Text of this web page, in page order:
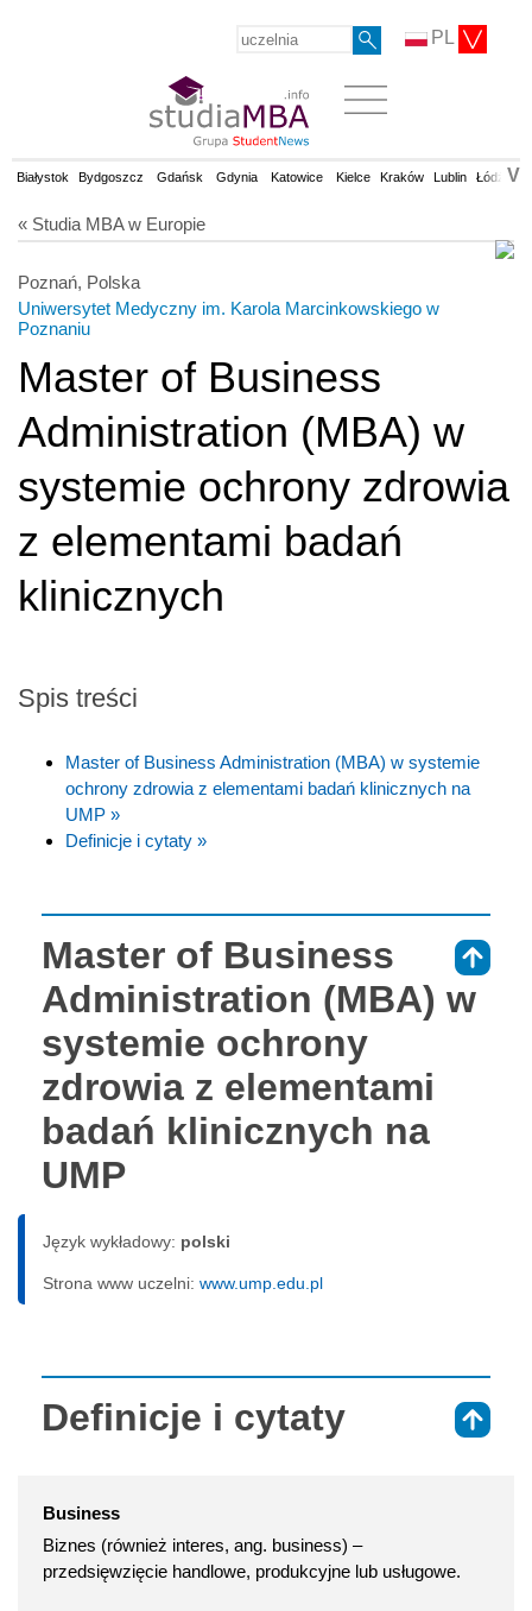
PL
Białystok Bydgoszcz Gdańsk Gdynia Katowice Kielce Kraków Lublin Łódź V
« Studia MBA w Europie
Poznań, Polska
Uniwersytet Medyczny im. Karola Marcinkowskiego w
Poznaniu
Master of Business
Administration (MBA) w
systemie ochrony zdrowia
z elementami badań
klinicznych
Spis treści
Master of Business Administration (MBA) w systemie
ochrony zdrowia z elementami badań klinicznych na
UMP »
Definicje i cytaty »
Master of Business
Administration (MBA) w
systemie ochrony
zdrowia z elementami
badań klinicznych na
UMP
Język wykładowy: polski
Strona www uczelni: www.ump.edu.pl
Definicje i cytaty
Business
Biznes (również interes, ang. business) –
przedsięwzięcie handlowe, produkcyjne lub usługowe.